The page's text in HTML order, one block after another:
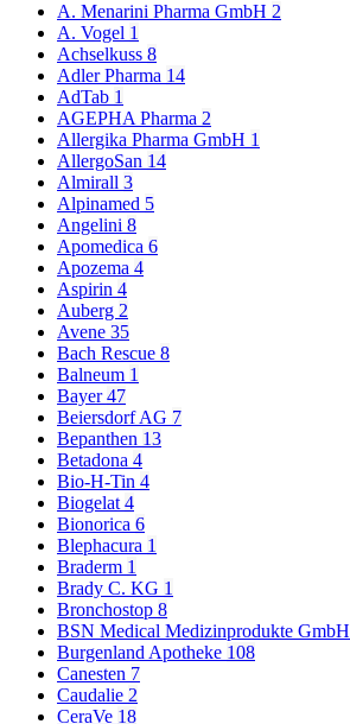
A. Menarini Pharma GmbH 2
A. Vogel 1
Achselkuss 8
Adler Pharma 14
AdTab 1
AGEPHA Pharma 2
Allergika Pharma GmbH 1
AllergoSan 14
Almirall 3
Alpinamed 5
Angelini 8
Apomedica 6
Apozema 4
Aspirin 4
Auberg 2
Avene 35
Bach Rescue 8
Balneum 1
Bayer47
Beiersdorf AG 7
Bepanthen 13
Betadona 4
Bio-H-Tin 4
Biogelat 4
Bionorica 6
Blephacura 1
Braderm 1
Brady C. KG 1
Bronchostop 8
BSN Medical Medizinprodukte GmbH
Burgenland Apotheke 108
Canesten 7
Caudalie 2
CeraVe 18